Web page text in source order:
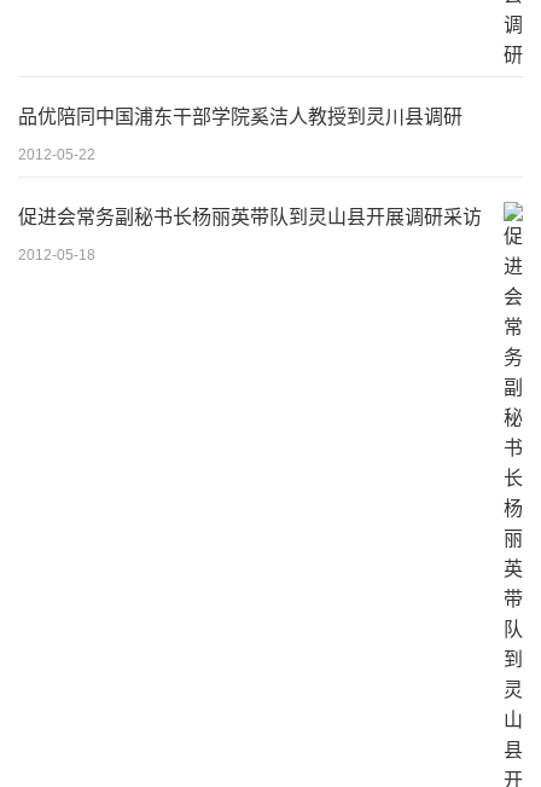
品优陪同中国浦东干部学院奚洁人教授到灵川县调研
2012-05-22
促进会常务副秘书长杨丽英带队到灵山县开展调研采访
2012-05-18